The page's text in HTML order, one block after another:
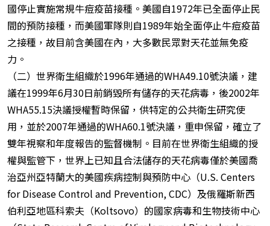
國停止實施常規牛痘疫苗接種。美國自1972年已全面停止民
間的預防接種，而美國軍隊則自1989年始全面停止牛痘疫苗
之接種，故目前含美國在內，大多數民眾對天花並無免疫
力。
（二）世界衛生組織於1996年通過的WHA49.10號決議，建
議在1999年6月30日前銷毀所有儲存的天花病毒，後2002年
WHA55.15決議授權暫時保留，供特定的公共衛生研究使
用，並於2007年通過的WHA60.1號決議，重申保留，確立了
雙年視察和年度報告的監督機制。目前在世界衛生組織的授
權與監管下，世界上已知且合法儲存的天花病毒僅於美國喬
治亞州亞特蘭大的美國疾病控制與預防中心（U.S. Centers
for Disease Control and Prevention, CDC）及俄羅斯新西
伯利亞地區科索夫（Koltsovo）的國家病毒和生物技術中心